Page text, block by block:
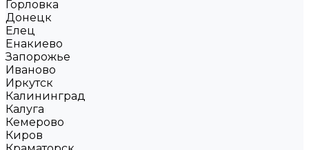
Горловка
Донецк
Елец
Енакиево
Запорожье
Иваново
Иркутск
Калининград
Калуга
Кемерово
Киров